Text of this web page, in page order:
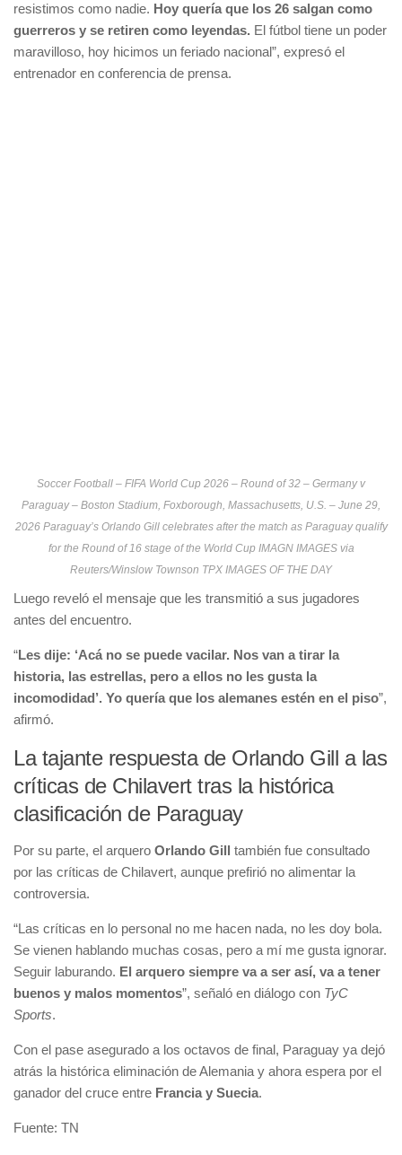
resistimos como nadie. Hoy quería que los 26 salgan como
guerreros y se retiren como leyendas. El fútbol tiene un poder
maravilloso, hoy hicimos un feriado nacional”, expresó el
entrenador en conferencia de prensa.
Soccer Football – FIFA World Cup 2026 – Round of 32 – Germany v
Paraguay – Boston Stadium, Foxborough, Massachusetts, U.S. – June 29,
2026 Paraguay’s Orlando Gill celebrates after the match as Paraguay qualify
for the Round of 16 stage of the World Cup IMAGN IMAGES via
Reuters/Winslow Townson TPX IMAGES OF THE DAY
Luego reveló el mensaje que les transmitió a sus jugadores
antes del encuentro.
“Les dije: ‘Acá no se puede vacilar. Nos van a tirar la
historia, las estrellas, pero a ellos no les gusta la
incomodidad’. Yo quería que los alemanes estén en el piso”,
afirmó.
La tajante respuesta de Orlando Gill a las
críticas de Chilavert tras la histórica
clasificación de Paraguay
Por su parte, el arquero Orlando Gill también fue consultado
por las críticas de Chilavert, aunque prefirió no alimentar la
controversia.
“Las críticas en lo personal no me hacen nada, no les doy bola.
Se vienen hablando muchas cosas, pero a mí me gusta ignorar.
Seguir laburando. El arquero siempre va a ser así, va a tener
buenos y malos momentos”, señaló en diálogo con TyC
Sports.
Con el pase asegurado a los octavos de final, Paraguay ya dejó
atrás la histórica eliminación de Alemania y ahora espera por el
ganador del cruce entre Francia y Suecia.
Fuente: TN